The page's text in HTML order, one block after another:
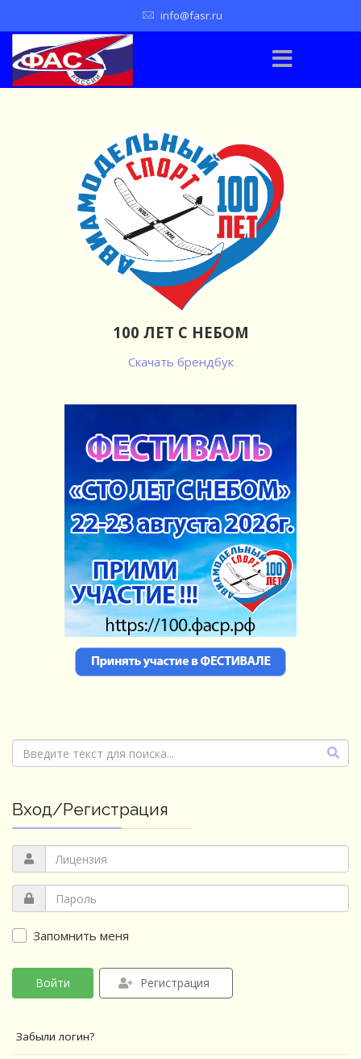
info@fasr.ru
100 ЛЕТ С НЕБОМ
Скачать брендбук
Вход/Регистрация
Запомнить меня
Войти Регистрация
Забыли логин?